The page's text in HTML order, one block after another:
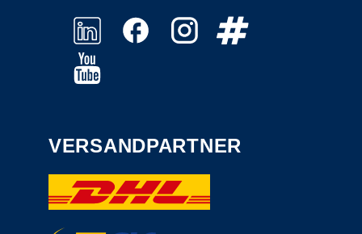
VERSANDPARTNER